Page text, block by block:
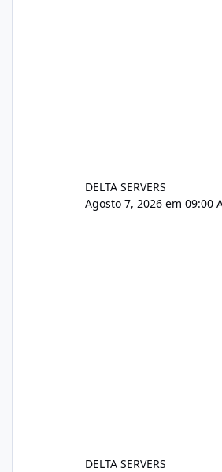
DELTA SERVERS
Agosto 7, 2026 em 09:00
DELTA SERVERS